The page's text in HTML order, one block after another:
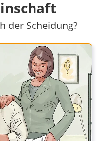
der Scheidung?